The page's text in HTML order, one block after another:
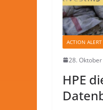
ACTION ALERT
28.
HPE